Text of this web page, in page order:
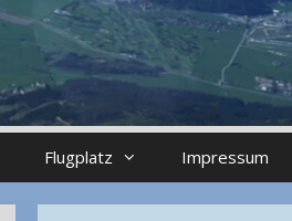
Flugplatz Impressum